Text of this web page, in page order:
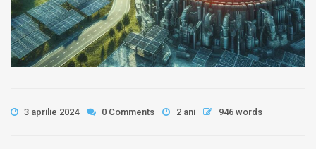
3 aprilie 2024 0 Comments 2 ani 946 words